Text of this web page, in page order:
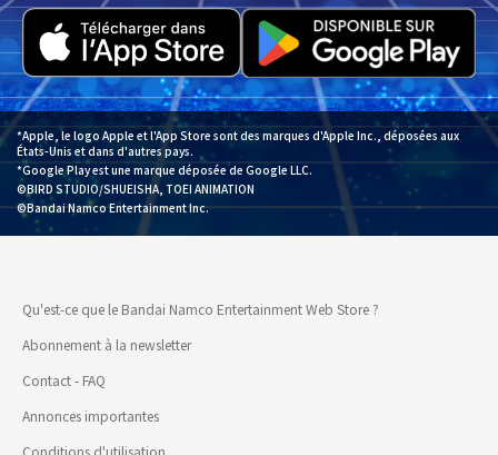
*Apple, le logo Apple et l'App Store sont des marques d'Apple Inc., déposées aux
États-Unis et dans d'autres pays.
*Google Play est une marque déposée de Google LLC.
©BIRD STUDIO/SHUEISHA, TOEI ANIMATION
©Bandai Namco Entertainment Inc.
Qu'est-ce que le Bandai Namco Entertainment Web Store ?
Abonnement à la newsletter
Contact - FAQ
Annonces importantes
Conditions d'utilisation